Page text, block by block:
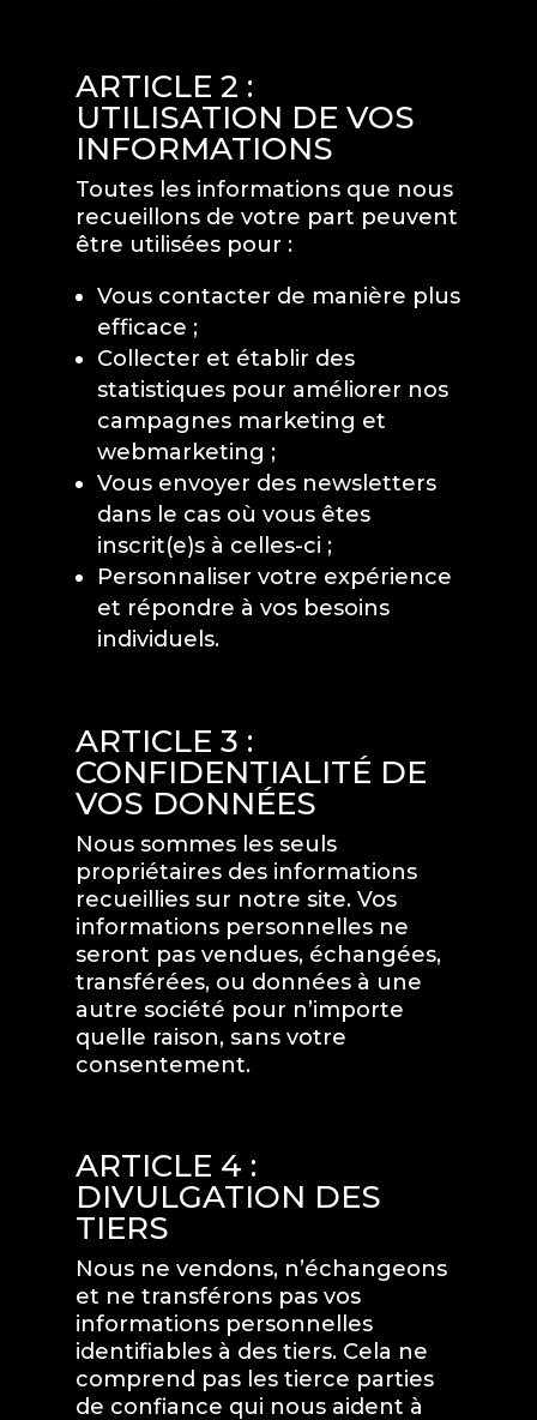
ARTICLE 2 :
UTILISATION DE VOS
INFORMATIONS
Toutes les informations que nous
recueillons de votre part peuvent
être utilisées pour :
Vous contacter de manière plus
efficace ;
Collecter et établir des
statistiques pour améliorer nos
campagnes marketing et
webmarketing ;
Vous envoyer des newsletters
dans le cas où vous êtes
inscrit(e)s à celles-ci ;
Personnaliser votre expérience
et répondre à vos besoins
individuels.
ARTICLE 3 :
CONFIDENTIALITÉ DE
VOS DONNÉES
Nous sommes les seuls
propriétaires des informations
recueillies sur notre site. Vos
informations personnelles ne
seront pas vendues, échangées,
transférées, ou données à une
autre société pour n’importe
quelle raison, sans votre
consentement.
ARTICLE 4 :
DIVULGATION DES
TIERS
Nous ne vendons, n’échangeons
et ne transférons pas vos
informations personnelles
identifiables à des tiers. Cela ne
comprend pas les tierce parties
de confiance qui nous aident à